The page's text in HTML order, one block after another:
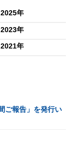
2025年
2023年
2021年
ご報告」を発行い